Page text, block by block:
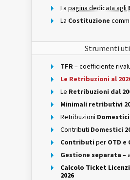
La pagina dedicata agli
La Costituzione
Strumenti
TFR– coefficiente
Le Retribuzioni al
Le Retribuzioni dal
Minimali retributivi
Retribuzioni Domestici
Contributi Domestici
Contributi per OTD e
Gestione separata –
Calcolo Ticket
2026